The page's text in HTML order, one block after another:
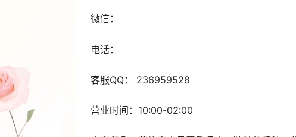
微信：
电话：
客服QQ： 236959528
营业时间： 10:00-02:00